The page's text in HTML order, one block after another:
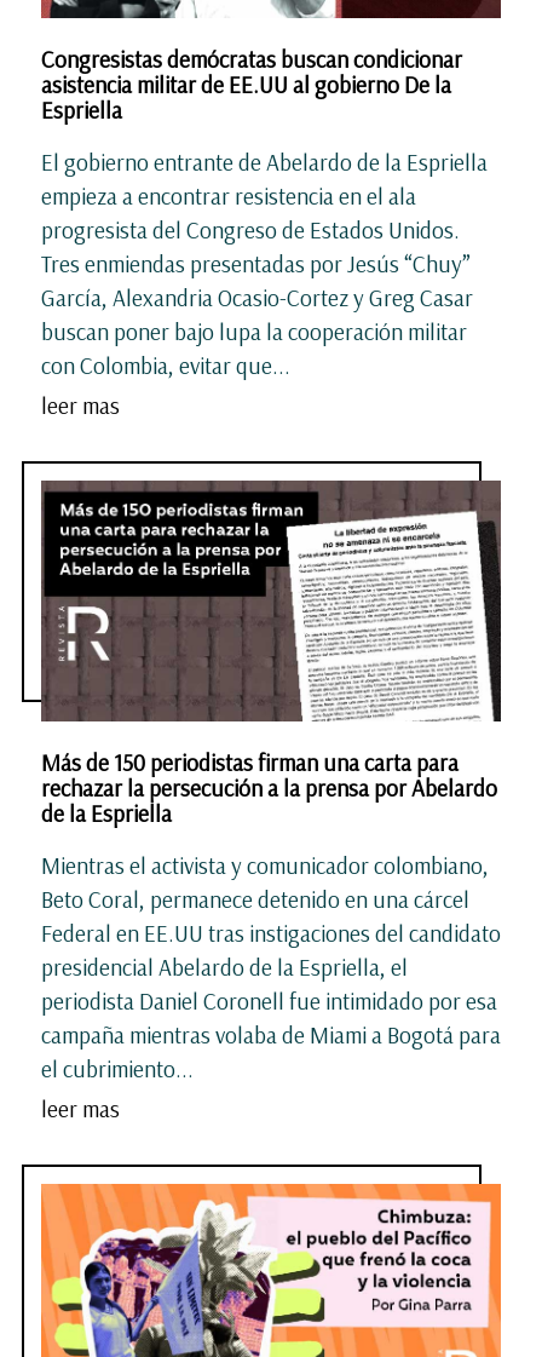
Congresistas demócratas buscan condicionar
asistencia militar de EE.UU al gobierno De la
Espriella
El gobierno entrante de Abelardo de la Espriella
empieza a encontrar resistencia en el ala
progresista del Congreso de Estados Unidos.
Tres enmiendas presentadas por Jesús “Chuy”
García, Alexandria Ocasio-Cortez y Greg Casar
buscan poner bajo lupa la cooperación militar
con Colombia, evitar que...
leer mas
Más de 150 periodistas firman una carta para
rechazar la persecución a la prensa por Abelardo
de la Espriella
Mientras el activista y comunicador colombiano,
Beto Coral, permanece detenido en una cárcel
Federal en EE.UU tras instigaciones del candidato
presidencial Abelardo de la Espriella, el
periodista Daniel Coronell fue intimidado por esa
campaña mientras volaba de Miami a Bogotá para
el cubrimiento...
leer mas